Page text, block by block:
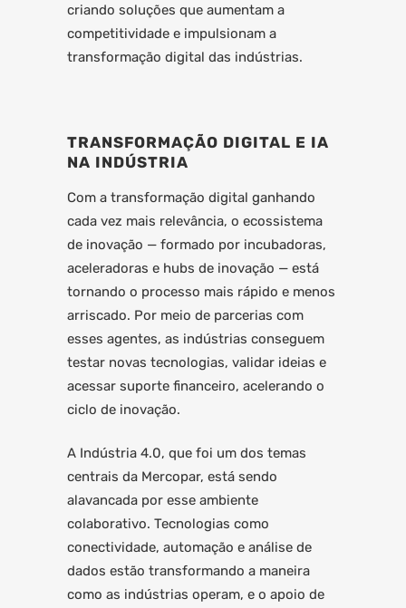
criando soluções que aumentam a
competitividade e impulsionam a
transformação digital das indústrias.
TRANSFORMAÇÃO DIGITAL E IA
NA INDÚSTRIA
Com a transformação digital ganhando
cada vez mais relevância, o ecossistema
de inovação — formado por incubadoras,
aceleradoras e hubs de inovação — está
tornando o processo mais rápido e menos
arriscado. Por meio de parcerias com
esses agentes, as indústrias conseguem
testar novas tecnologias, validar ideias e
acessar suporte financeiro, acelerando o
ciclo de inovação.
A Indústria 4.0, que foi um dos temas
centrais da Mercopar, está sendo
alavancada por esse ambiente
colaborativo. Tecnologias como
conectividade, automação e análise de
dados estão transformando a maneira
como as indústrias operam, e o apoio de